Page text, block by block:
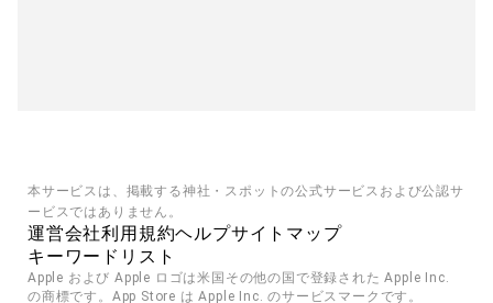
本サービスは、掲載する神社・スポットの公式サービスおよび公認サ
ービスではありません。
運営会社利用規約ヘルプサイトマップ
キーワードリスト
Apple および Apple ロゴは米国その他の国で登録された Apple Inc.
の商標です。App Store は Apple Inc. のサービスマークです。